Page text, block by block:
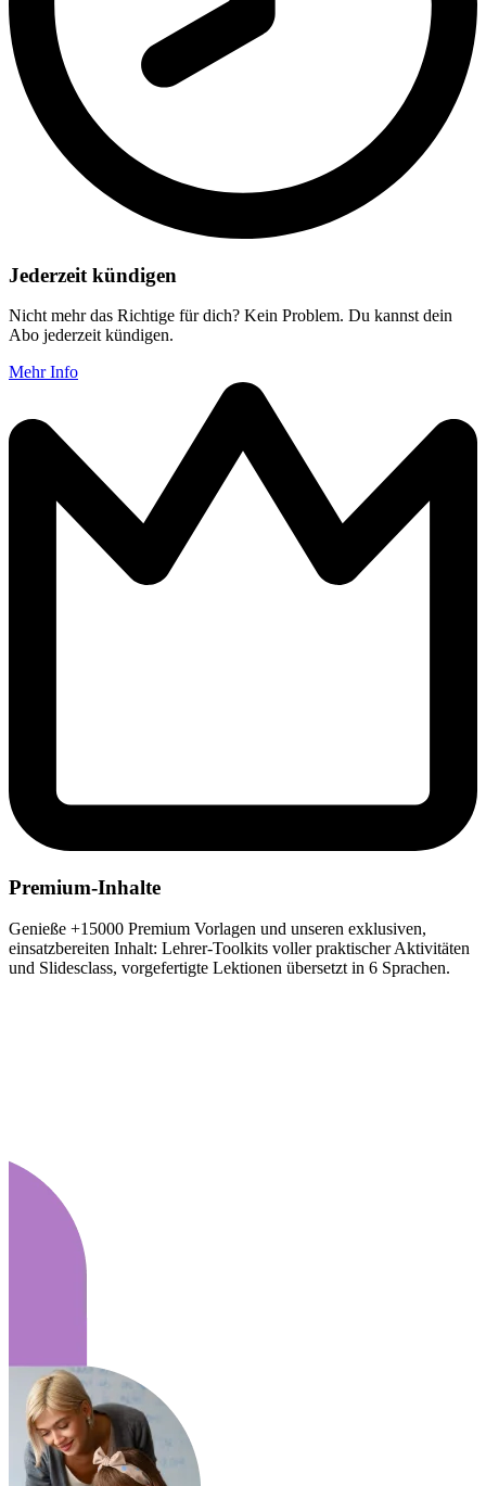
Jederzeit kündigen
Nicht mehr das Richtige für dich? Kein Problem. Du kannst dein
Abo jederzeit kündigen.
Mehr Info
Premium-Inhalte
Genieße +15000 Premium Vorlagen und unseren exklusiven,
einsatzbereiten Inhalt: Lehrer-Toolkits voller praktischer Aktivitäten
und Slidesclass, vorgefertigte Lektionen übersetzt in 6 Sprachen.